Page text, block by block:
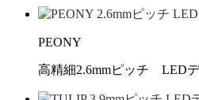
PEONY
高精細2.6mmピッチ LED